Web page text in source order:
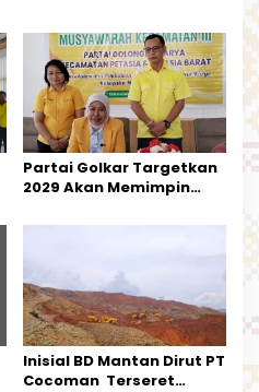
Partai Golkar Targetkan
2029 Akan Memimpin
Inisial BD Mantan Dirut PT
Cocoman Terseret